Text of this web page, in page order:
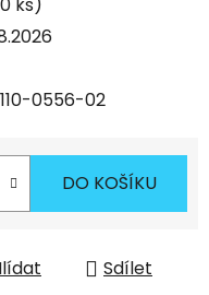
ks)
0556-02
DO KOŠÍKU
Sdílet